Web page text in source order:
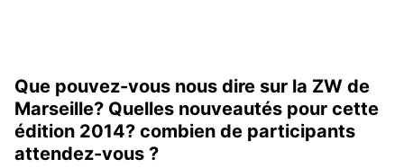
Que pouvez-vous nous dire sur la ZW de
Marseille? Quelles nouveautés pour cette
édition 2014? combien de participants
attendez-vous ?